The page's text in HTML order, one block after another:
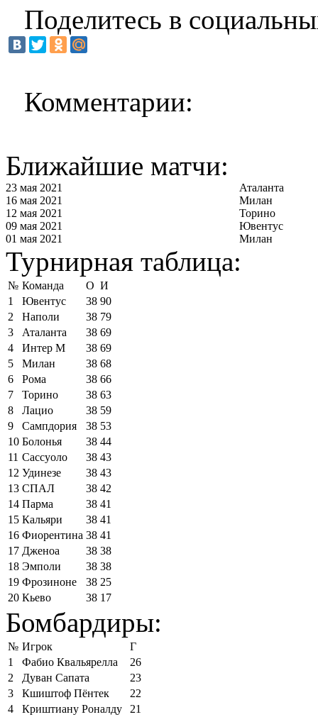
Поделитесь в
Комментарии:
Ближайшие матчи:
23 мая 2021
Аталанта
16 мая 2021
Милан
12 мая 2021
Торино
09 мая 2021
Ювентус
01 мая 2021
Милан
Турнирная таблица:
№ Команда О И
1
Ювентус 38 90
2
Наполи 38 79
3
Аталанта 38 69
4
Интер М 38 69
5
Милан 38 68
6
Рома 38 66
7
Торино 38 63
8
Лацио 38 59
9
Сампдория 38 53
10 Болонья 38 44
11 Сассуоло 38 43
12 Удинезе 38 43
13 СПАЛ 38 42
14 Парма 38 41
15 Кальяри 38 41
16 Фиорентина 38 41
17 Дженоа 38 38
18 Эмполи 38 38
19 Фрозиноне 38 25
20 Кьево 38 17
Бомбардиры:
№ Игрок
Г
1
Фабио Квальярелла
26
2
Дуван Сапата
23
3
Кшиштоф Пёнтек
22
4
Криштиану Роналду
21